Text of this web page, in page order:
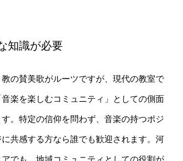
知識が必要
の賛美歌がルーツですが、現代の教室で
楽を楽しむコミュニティ」としての側面
。特定の信仰を問わず、音楽の持つポジ
共感する方なら誰でも歓迎されます。河
でも、地域コミュニティとしての役割が